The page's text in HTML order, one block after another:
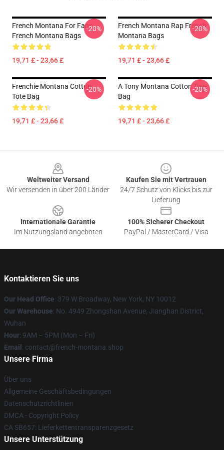
French Montana For Fans
French Montana Bags
19,71 £ - 23,66 £
-20%
French Montana Rap French
Montana Bags
19,71 £ - 23,66 £
-20%
Frenchie Montana Cotton
Tote Bag
19,71 £ - 23,66 £
-20%
A Tony Montana Cotton Tote
Bag
19,71 £ - 23,66 £
-20%
Weltweiter Versand
Wir versenden in über 200 Länder
Kaufen Sie mit Vertrauen
24/7 Schutz von Klicks bis zur
Lieferung
Internationale Garantie
Im Nutzungsland angeboten
100% Sicherer Checkout
PayPal / MasterCard / Visa
Kontaktieren Sie uns
Our Head Office: 379 W Broadway, New York, NY 10012
Our Warehouse: No. 4949 Zhongshan Avenue, Jianghan District,
Wuhan
Hour: 9AM – 5PM (Mon – Fri)
Email : contact@french-montana.shop
Unsere Firma
Über uns
Allgemeine Geschäftsbedingungen
Datenschutzrichtlinien
DMCA - Copyright Policy
CA SB657: Lieferkettentransparenzgesetz
Unsere Unterstützung